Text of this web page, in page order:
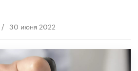
/ 30 июня 2022